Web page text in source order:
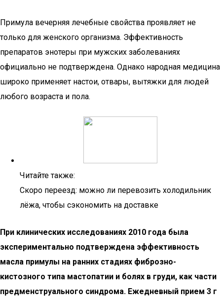
Примула вечерняя лечебные свойства проявляет не
только для женского организма. Эффективность
препаратов энотеры при мужских заболеваниях
официально не подтверждена. Однако народная медицина
широко применяет настои, отвары, вытяжки для людей
любого возраста и пола.
Читайте также:
Скоро переезд: можно ли перевозить холодильник
лёжа, чтобы сэкономить на доставке
При клинических исследованиях 2010 года была
экспериментально подтверждена эффективность
масла примулы на ранних стадиях фиброзно-
кистозного типа мастопатии и болях в груди, как части
предменструального синдрома. Ежедневный прием 3 г